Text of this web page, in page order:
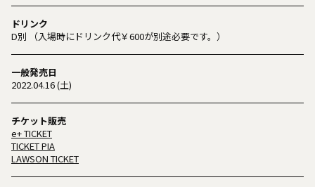
ドリンク
D別 （入場時にドリンク代￥600が別途必要です。）
一般発売日
2022.04.16 (土)
チケット販売
e+ TICKET
TICKET PIA
LAWSON TICKET